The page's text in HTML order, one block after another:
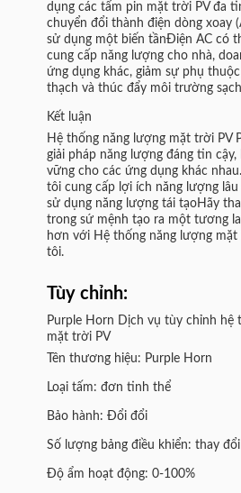
dụng các tấm pin mặt trời PV đa
chuyển đổi thành điện dòng xoay
sử dụng một biến tầnĐiện AC có
cung cấp năng lượng cho nhà,
ứng dụng khác, giảm sự phụ
thạch và thúc đẩy môi trường
Kết luận
Hệ thống năng lượng mặt trời PV
giải pháp năng lượng đáng tin cậy,
vững cho các ứng dụng khác
tôi cung cấp lợi ích năng lượng
sử dụng năng lượng tái tạoHãy
trong sứ mệnh tạo ra một tương
hơn với Hệ thống năng lượng mặt
tôi.
Tùy chỉnh:
Purple Horn Dịch vụ tùy chỉnh hệ
mặt trời PV
Tên thương hiệu: Purple Horn
Loại tấm: đơn tinh thể
Bảo hành: Đổi đổi
Số lượng bảng điều khiển: thay đổi
Độ ẩm hoạt động: 0-100%